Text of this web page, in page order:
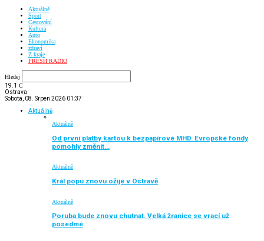
Aktuálně
Sport
Cestování
Kultura
Auto
Ekonomika
zdraví
Z kraje
FRESH RADIO
Hledej
19.1 C
Ostrava
Sobota, 08. Srpen 2026 01:37
Aktuálně
Aktuálně
Od první platby kartou k bezpapírové MHD. Evropské fondy
pomohly změnit…
Aktuálně
Král popu znovu ožije v Ostravě
Aktuálně
Poruba bude znovu chutnat. Velká žranice se vrací už
posedmé